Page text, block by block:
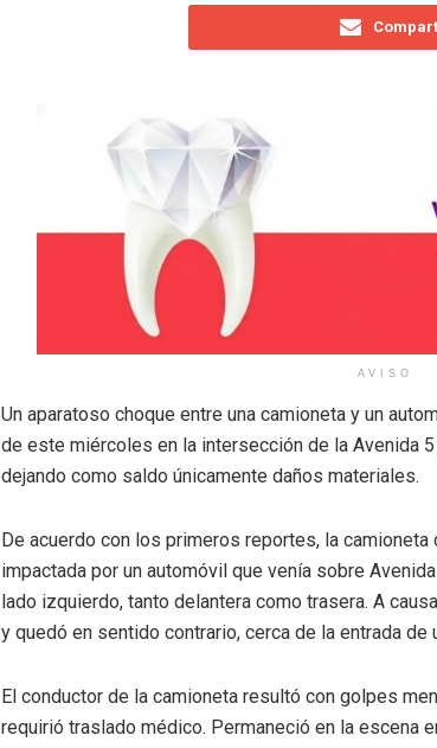
AVISO
Un aparatoso choque entre una camioneta y un
de este miércoles en la intersección de la Avenida
dejando como saldo únicamente daños materiales.
De acuerdo con los primeros reportes, la
impactada por un automóvil que venía sobre
lado izquierdo, tanto delantera como trasera. A
y quedó en sentido contrario, cerca de la entrada de
El conductor de la camioneta resultó con golpes
requirió traslado médico. Permaneció en la escena